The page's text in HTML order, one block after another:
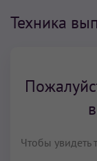
Техника
Чтобы увидеть